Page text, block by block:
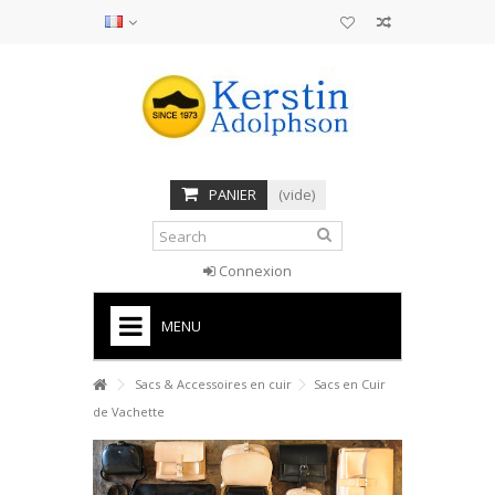
PANIER (vide)
Connexion
MENU
HOME
BOTTES
SANDALES
Sacs & Accessoires en cuir
Sacs en Cuir
de Vachette